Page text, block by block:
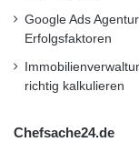
Google Ads
Erfolgsfaktoren
richtig kalkulieren
Chefsache24.de